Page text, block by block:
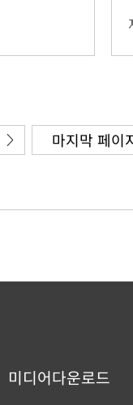
마지막 페이
미디어다운로드